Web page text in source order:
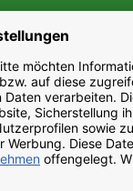
71 25
71 29